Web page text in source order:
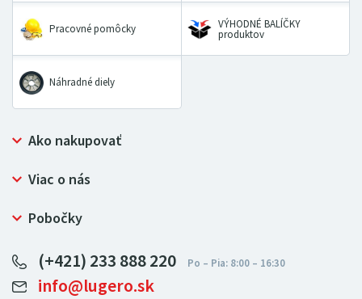
Pracovné pomôcky VÝHODNÉ BALÍČKY
produktov
Náhradné diely
Ako nakupovať
Prečo nakupovať u LUGERO
Ochrana osobných údajov
Viac o nás
Bezpečný nákup
Certifikát NATUR-PACK
Pre predajcov
Pobočky
LUGERO Nemecko
LUGERO Česká republika
(+421) 233 888 220
info@lugero.sk